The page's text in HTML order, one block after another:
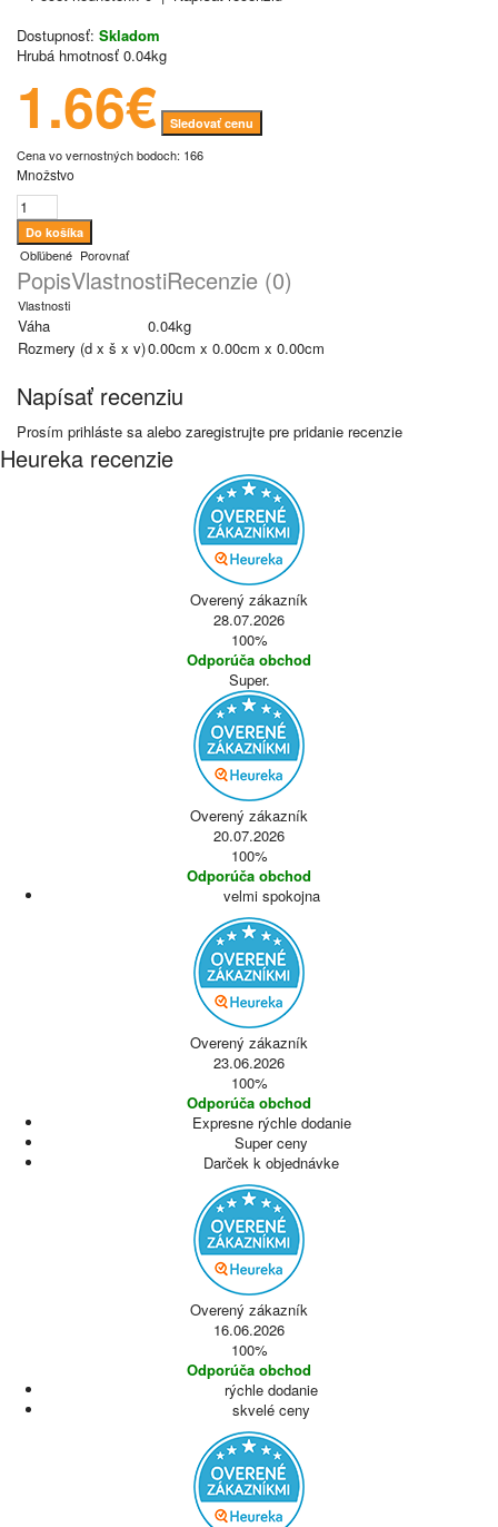
Dostupnosť: Skladom
Hrubá hmotnosť 0.04kg
1.66€ Sledovať cenu
Cena vo vernostných bodoch: 166
Množstvo
Obľúbené Porovnať
PopisVlastnostiRecenzie (0)
Vlastnosti
Váha
0.04kg
Rozmery (d x š x v)0.00cm x 0.00cm x 0.00cm
Napísať recenziu
Prosím prihláste sa alebo zaregistrujte pre pridanie recenzie
Heureka recenzie
Overený zákazník
28.07.2026
100%
Odporúča obchod
Super.
Overený zákazník
20.07.2026
100%
Odporúča obchod
velmi spokojna
Overený zákazník
23.06.2026
100%
Odporúča obchod
Expresne rýchle dodanie
Super ceny
Darček k objednávke
Overený zákazník
16.06.2026
100%
Odporúča obchod
rýchle dodanie
skvelé ceny